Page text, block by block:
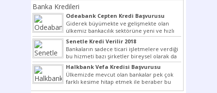
Banka Kredileri
Odeabank Cepten Kredi Başvurusu
KREDIM 8444
Giderek büyümekte ve gelişmekte olan
ülkemiz bankacılık sektörüne yeni ve hızlı
bir giriş yapmış olan...
Senetle Kredi Verilir 2018
Bankaların sadece ticari işletmelere verdiği
bu hizmeti bazı şirketler bireysel olarak da
vermektedir. Senetle kredi...
Halkbank Vefa Kredisi Başvurusu
Ülkemizde mevcut olan bankalar pek çok
farklı kesime hitap etmek ile beraber bu
noktada son...